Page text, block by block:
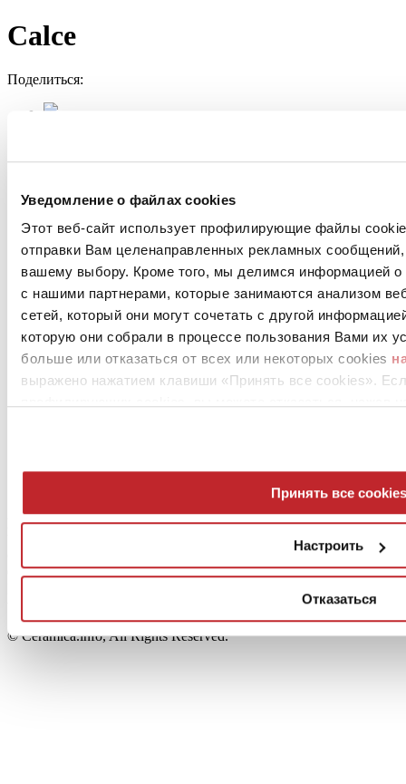
Уведомление о файлах cookies
Этот веб-сайт использует профилирующие файлы
отправки Вам целенаправленных рекламных
вашему выбору. Кроме того, мы делимся информацией
с нашими партнерами, которые занимаются анализом
сетей, который они могут сочетать с другой
которую они собрали в процессе пользования Вами их
больше или отказаться от всех или некоторых cookies
выражено нажатием клавиши «Принять все cookies».
Принять все cookies
Настроить
Отказаться
Calce
Поделиться:
News
aziende
Cookie Policy
Edi.Cer S.p.a. Società unipersonale
Viale Monte Santo, 40 - 41049 Sassuolo (MO) - Italy
Capitale Sociale: 2.500.000 euro - Codice fiscale e P.IVA
00853700367
© Ceramica.info, All Rights Reserved.